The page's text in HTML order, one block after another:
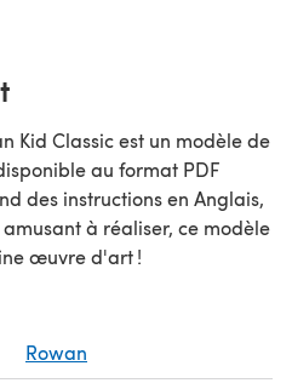
Kid Classic est un modèle de
des instructions en Anglais,
à réaliser, ce modèle
œuvre d'art !
Rowan